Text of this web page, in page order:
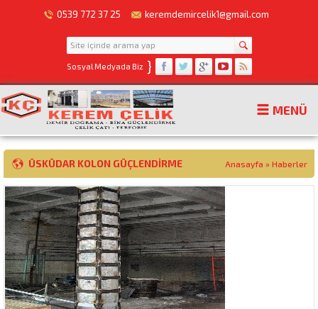
0539 772 37 25 keremdemircelik1@gmail.com
Sosyal Medyada Biz }
MENÜ
ÜSKÜDAR KOLON GÜÇLENDIRME Anasayfa » Haberler